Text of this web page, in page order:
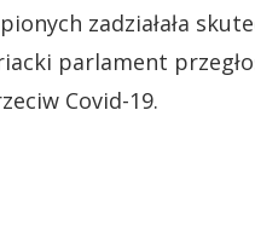
zadziałała
parlament
Covid-19.